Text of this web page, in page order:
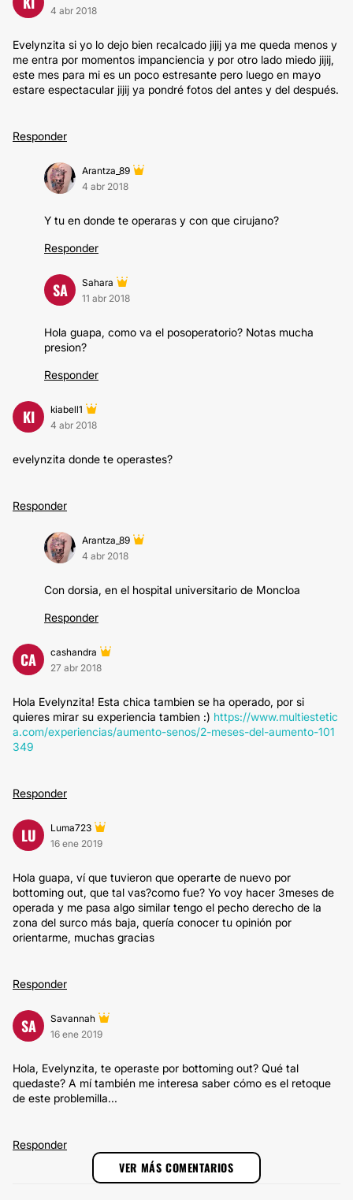
4 abr 2018
Evelynzita si yo lo dejo bien recalcado jijij ya me queda menos y
me entra por momentos impanciencia y por otro lado miedo jijij,
este mes para mi es un poco estresante pero luego en mayo
estare espectacular jijij ya pondré fotos del antes y del después.
Responder
Arantza_89
4 abr 2018
Y tu en donde te operaras y con que cirujano?
Responder
SA
Sahara
11 abr 2018
Hola guapa, como va el posoperatorio? Notas mucha
presion?
Responder
KI
kiabell1
4 abr 2018
evelynzita donde te operastes?
Responder
Arantza_89
4 abr 2018
Con dorsia, en el hospital universitario de Moncloa
Responder
CA
cashandra
27 abr 2018
Hola Evelynzita! Esta chica tambien se ha operado, por si
quieres mirar su experiencia tambien :) https://www.multiestetic
a.com/experiencias/aumento-senos/2-meses-del-aumento-101
349
Responder
LU
Luma723
16 ene 2019
Hola guapa, ví que tuvieron que operarte de nuevo por
bottoming out, que tal vas?como fue? Yo voy hacer 3meses de
operada y me pasa algo similar tengo el pecho derecho de la
zona del surco más baja, quería conocer tu opinión por
orientarme, muchas gracias
Responder
SA
Savannah
16 ene 2019
Hola, Evelynzita, te operaste por bottoming out? Qué tal
quedaste? A mí también me interesa saber cómo es el retoque
de este problemilla...
Responder
VER MÁS COMENTARIOS